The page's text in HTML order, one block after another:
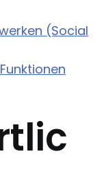
(Social